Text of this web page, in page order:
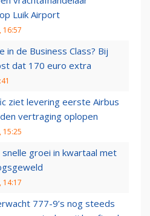
Luik Airport
16:57
in de Business Class? Bij
dat 170 euro extra
ziet levering eerste Airbus
vertraging oplopen
15:25
groei in kwartaal met
14:17
777-9’s nog steeds